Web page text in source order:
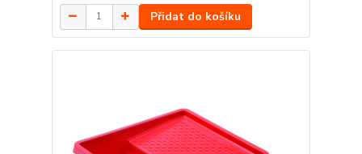
Přidat do košíku